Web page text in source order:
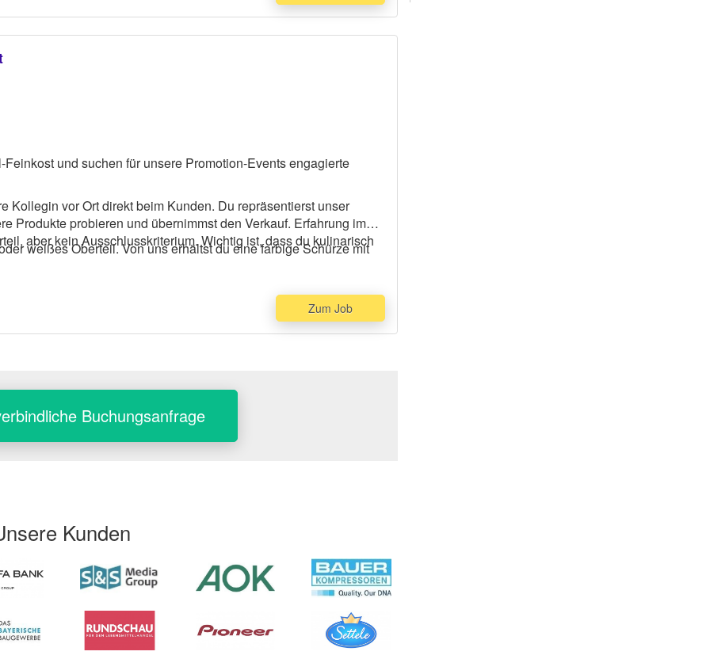
und suchen für unsere Promotion-Events engagierte
Kollegin vor Ort direkt beim Kunden. Du repräsentierst unser
Produkte probieren und übernimmst den Verkauf. Erfahrung im
aber kein Ausschlusskriterium. Wichtig ist, dass du kulinarisch
weißes Oberteil. Von uns erhältst du eine farbige Schürze mit
Zum Job
Buchungsanfrage
Kunden